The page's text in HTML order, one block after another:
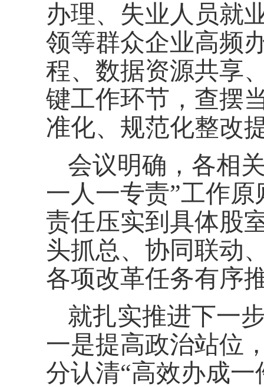
办理、失业人员就
领等群众企业高频
程、数据资源共享
键工作环节，查摆
准化、规范化整改
会议明确，各相
一人一专责”工作
责任压实到具体股
头抓总、协同联动
各项改革任务有序
就扎实推进下一
一是提高政治站位
分认清“高效办成